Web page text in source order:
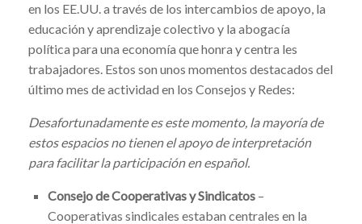
en los EE.UU. a través de los intercambios de apoyo, la
educación y aprendizaje colectivo y la abogacía
política para una economía que honra y centra les
trabajadores. Estos son unos momentos destacados del
último mes de actividad en los Consejos y Redes:
Desafortunadamente es este momento, la mayoría de
estos espacios no tienen el apoyo de interpretación
para facilitar la participación en español.
Consejo de Cooperativas y Sindicatos –
Cooperativas sindicales estaban centrales en la